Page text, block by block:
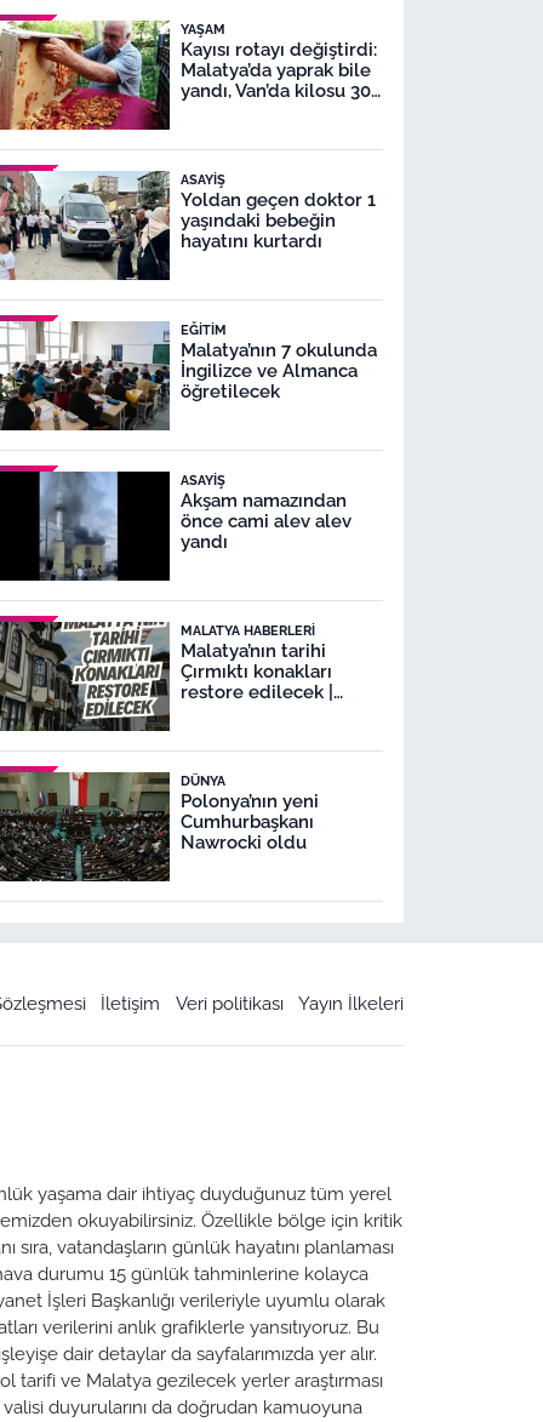
YAŞAM
Kayısı rotayı değiştirdi:
Malatya’da yaprak bile
yandı, Van’da kilosu 300
ASAYIŞ
Yoldan geçen doktor 1
yaşındaki bebeğin
hayatını kurtardı
EĞITIM
Malatya’nın 7 okulunda
İngilizce ve Almanca
öğretilecek
ASAYIŞ
Akşam namazından
önce cami alev alev
yandı
MALATYA HABERLERI
Malatya’nın tarihi
Çırmıktı konakları
restore edilecek |
restorasyon
DÜNYA
Polonya’nın yeni
Cumhurbaşkanı
Nawrocki oldu
İletişim Veri politikası Yayın İlkeleri
yaşama dair ihtiyaç duyduğunuz tüm yerel
okuyabilirsiniz. Özellikle bölge için kritik
vatandaşların günlük hayatını planlaması
durumu 15 günlük tahminlerine kolayca
İşleri Başkanlığı verileriyle uyumlu olarak
verilerini anlık grafiklerle yansıtıyoruz. Bu
dair detaylar da sayfalarımızda yer alır.
tarifi ve Malatya gezilecek yerler araştırması
duyurularını da doğrudan kamuoyuna